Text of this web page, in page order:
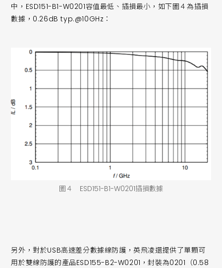
圖４ ESD151-B1-W0201插損數據
中，ESD151-B1-W0201容值最低、插損最小，如下圖４為插損
數據，0.26dB typ.@10GHz：
另外，對於USB高速差分數據線防護，英飛凌還提供了單顆可
用於雙線防護的產品ESD155-B2-W0201，封裝為0201（0.58